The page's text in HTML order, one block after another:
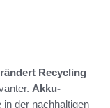
Recycling
Akku-
in der nachhaltigen